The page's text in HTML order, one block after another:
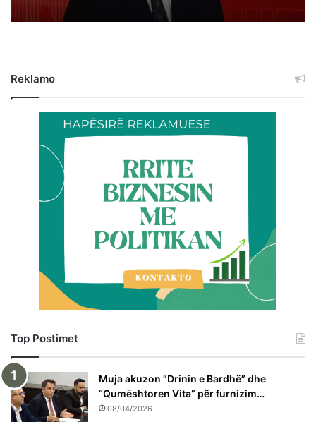
Reklamo
Top Postimet
Muja akuzon “Drinin e Bardhë” dhe
“Qumështoren Vita” për furnizim…
08/04/2026